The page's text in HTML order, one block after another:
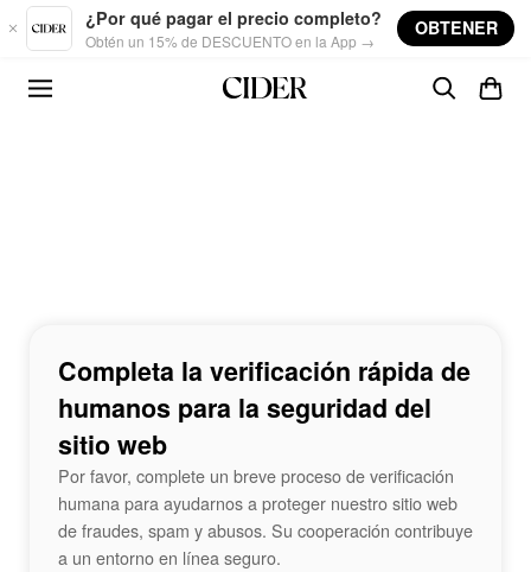
Skip to main content
¿Por qué pagar el precio completo?
Obtén un 15% de DESCUENTO en la App →
OBTENER
Completa la verificación rápida de
humanos para la seguridad del
sitio web
Por favor, complete un breve proceso de verificación
humana para ayudarnos a proteger nuestro sitio web
de fraudes, spam y abusos. Su cooperación contribuye
a un entorno en línea seguro.